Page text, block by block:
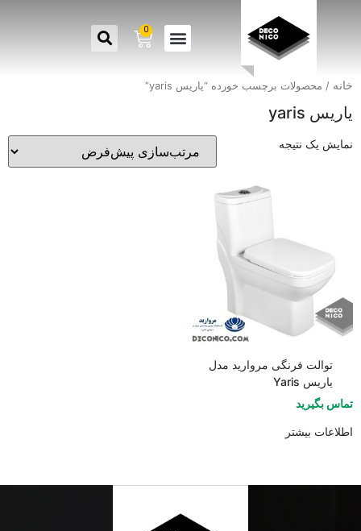
0
خانه / محصولات برچسب خورده “یاریس yaris”
یاریس yaris
نمایش یک نتیجه
توالت فرنگی مروارید مدل
یاریس Yaris
تماس بگیرید
اطلاعات بیشتر